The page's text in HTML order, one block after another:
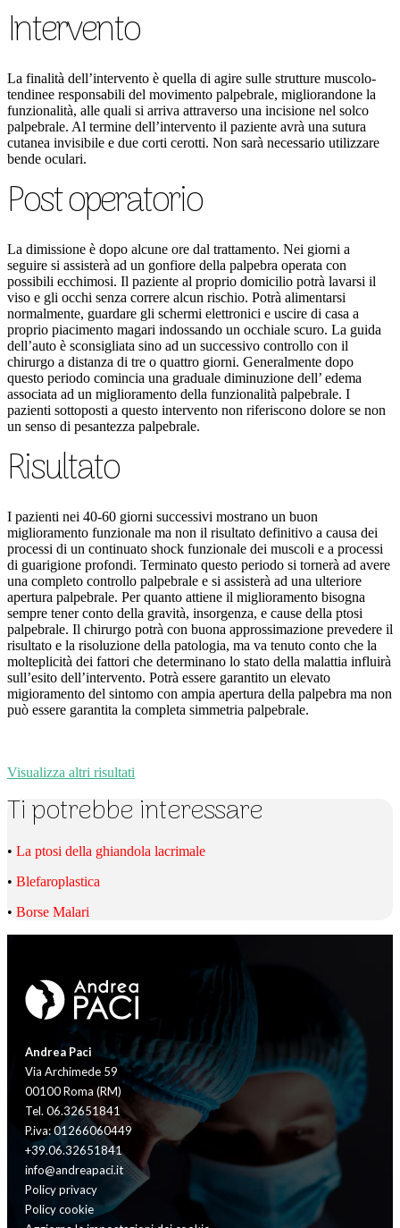
Intervento
La finalità dell’intervento è quella di agire sulle strutture muscolo-
tendinee responsabili del movimento palpebrale, migliorandone la
funzionalità, alle quali si arriva attraverso una incisione nel solco
palpebrale. Al termine dell’intervento il paziente avrà una sutura
cutanea invisibile e due corti cerotti. Non sarà necessario utilizzare
bende oculari.
Post operatorio
La dimissione è dopo alcune ore dal trattamento. Nei giorni a
seguire si assisterà ad un gonfiore della palpebra operata con
possibili ecchimosi. Il paziente al proprio domicilio potrà lavarsi il
viso e gli occhi senza correre alcun rischio. Potrà alimentarsi
normalmente, guardare gli schermi elettronici e uscire di casa a
proprio piacimento magari indossando un occhiale scuro. La guida
dell’auto è sconsigliata sino ad un successivo controllo con il
chirurgo a distanza di tre o quattro giorni. Generalmente dopo
questo periodo comincia una graduale diminuzione dell’ edema
associata ad un miglioramento della funzionalità palpebrale. I
pazienti sottoposti a questo intervento non riferiscono dolore se non
un senso di pesantezza palpebrale.
Risultato
I pazienti nei 40-60 giorni successivi mostrano un buon
miglioramento funzionale ma non il risultato definitivo a causa dei
processi di un continuato shock funzionale dei muscoli e a processi
di guarigione profondi. Terminato questo periodo si tornerà ad avere
una completo controllo palpebrale e si assisterà ad una ulteriore
apertura palpebrale. Per quanto attiene il miglioramento bisogna
sempre tener conto della gravità, insorgenza, e cause della ptosi
palpebrale. Il chirurgo potrà con buona approssimazione prevedere il
risultato e la risoluzione della patologia, ma va tenuto conto che la
molteplicità dei fattori che determinano lo stato della malattia influirà
sull’esito dell’intervento. Potrà essere garantito un elevato
migioramento del sintomo con ampia apertura della palpebra ma non
può essere garantita la completa simmetria palpebrale.
Visualizza altri risultati
Ti potrebbe interessare
• La ptosi della ghiandola lacrimale
• Blefaroplastica
• Borse Malari
Andrea Paci
Via Archimede 59
00100 Roma (RM)
Tel. 06.32651841
P.iva: 01266060449
+39.06.32651841
info@andreapaci.it
Policy privacy
Policy cookie